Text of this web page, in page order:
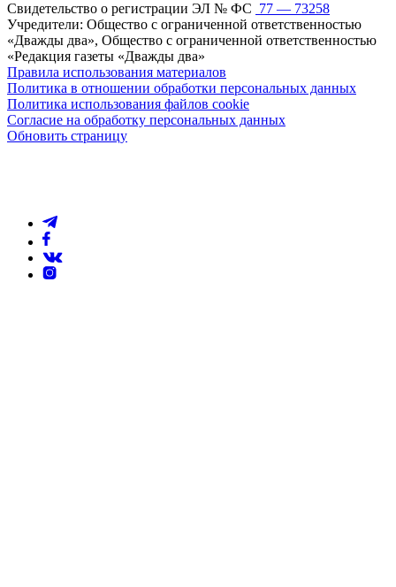
Свидетельство о регистрации ЭЛ № ФС 77 — 73258
Учредители: Общество с ограниченной ответственностью
«Дважды два», Общество с ограниченной ответственностью
«Редакция газеты «Дважды два»
Правила использования материалов
Политика в отношении обработки персональных данных
Политика использования файлов cookie
Согласие на обработку персональных данных
Обновить страницу